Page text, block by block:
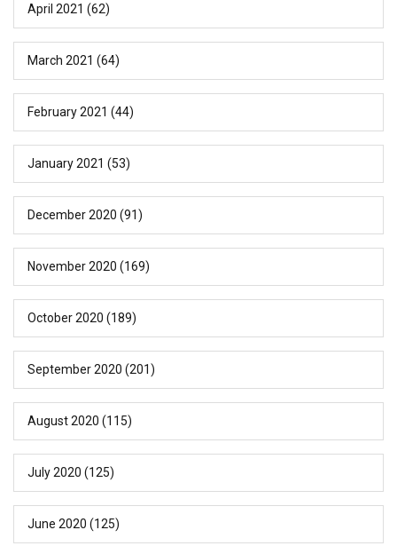
April 2021 (62)
March 2021 (64)
February 2021 (44)
January 2021 (53)
December 2020 (91)
November 2020 (169)
October 2020 (189)
September 2020 (201)
August 2020 (115)
July 2020 (125)
June 2020 (125)